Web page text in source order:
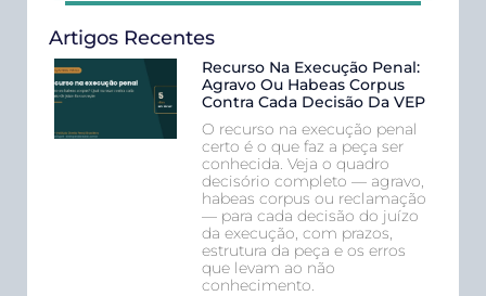
Artigos Recentes
Recurso Na Execução Penal:
Agravo Ou Habeas Corpus
Contra Cada Decisão Da VEP
O recurso na execução penal
certo é o que faz a peça ser
conhecida. Veja o quadro
decisório completo — agravo,
habeas corpus ou reclamação
— para cada decisão do juízo
da execução, com prazos,
estrutura da peça e os erros
que levam ao não
conhecimento.